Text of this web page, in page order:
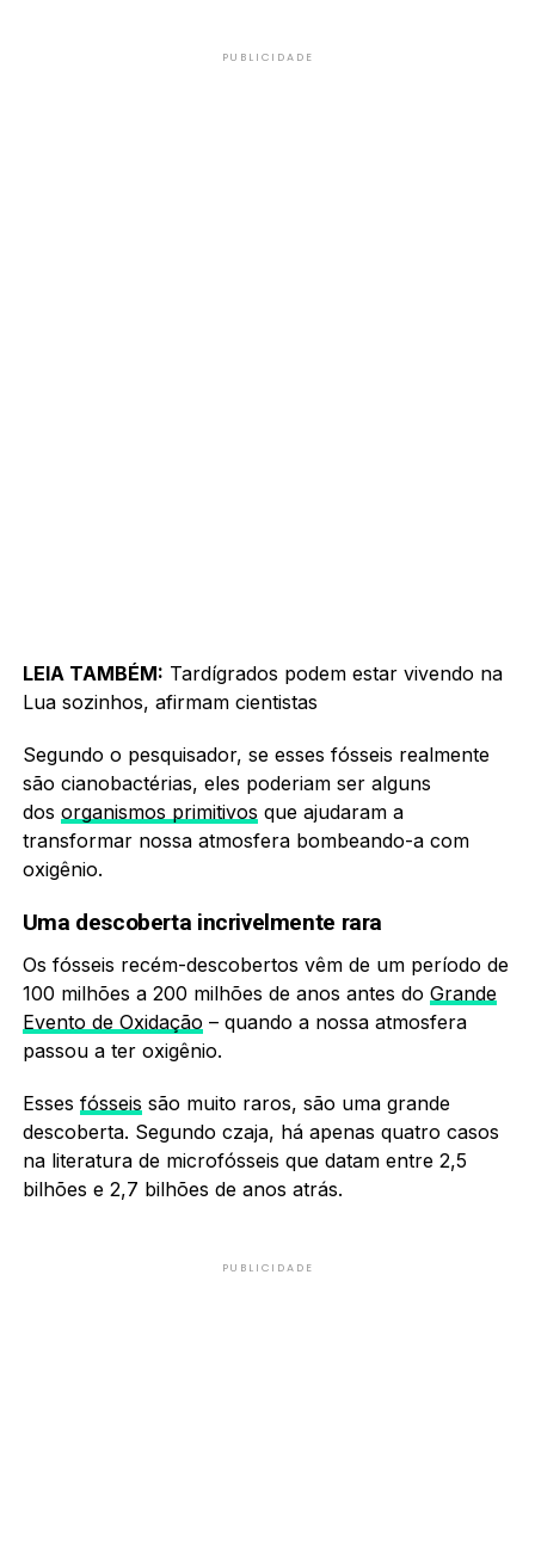
PUBLICIDADE
LEIA TAMBÉM: Tardígrados podem estar vivendo na
Lua sozinhos, afirmam cientistas
Segundo o pesquisador, se esses fósseis realmente
são cianobactérias, eles poderiam ser alguns
dos organismos primitivos que ajudaram a
transformar nossa atmosfera bombeando-a com
oxigênio.
Uma descoberta incrivelmente rara
Os fósseis recém-descobertos vêm de um período de
100 milhões a 200 milhões de anos antes do Grande
Evento de Oxidação – quando a nossa atmosfera
passou a ter oxigênio.
Esses fósseis são muito raros, são uma grande
descoberta. Segundo czaja, há apenas quatro casos
na literatura de microfósseis que datam entre 2,5
bilhões e 2,7 bilhões de anos atrás.
PUBLICIDADE